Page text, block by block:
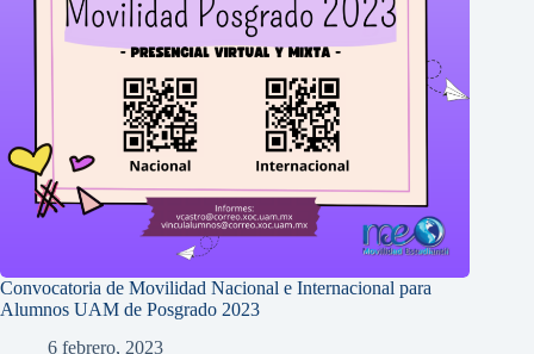
Convocatoria de Movilidad Nacional e Internacional para
Alumnos UAM de Posgrado 2023
6 febrero, 2023